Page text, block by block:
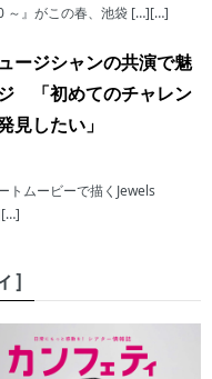
～』がこの春、池袋 […][…]
ージシャンの共演で魅
「初めてのチャレン
見したい」
トムービーで描くJewels